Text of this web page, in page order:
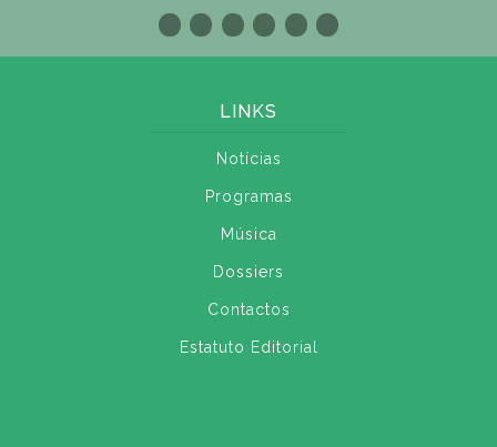
LINKS
Notícias
Programas
Música
Dossiers
Contactos
Estatuto Editorial